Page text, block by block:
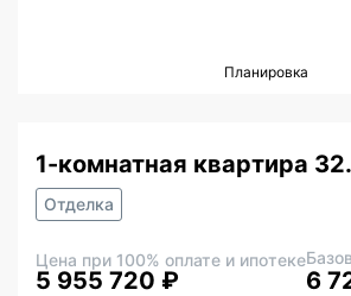
Планировка
1-комнатная квартира
Отделка
Цена при 100% оплате и ипотеке
5 955 720 ₽ 6